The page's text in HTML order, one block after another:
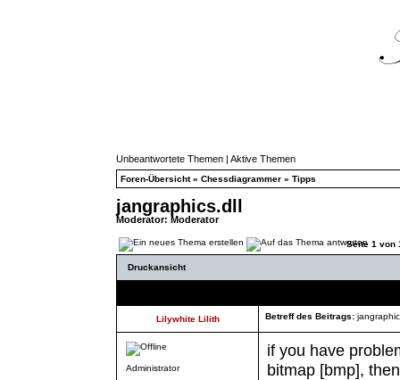
Unbeantwortete Themen | Aktive Themen
Foren-Übersicht» Chessdiagrammer » Tipps
jangraphics.dll
Moderator: Moderator
Seite 1 von
Druckansicht
Lilywhite Lilith Betreff des Beitrags:
Administrator
if you have
bitmap [bmp],